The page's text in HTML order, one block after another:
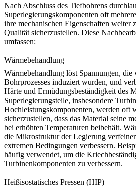
Nach Abschluss des Tiefbohrens
Superlegierungskomponenten oft
ihre mechanischen Eigenschaften weiter
Qualität sicherzustellen. Diese
umfassen:
Wärmebehandlung
Wärmebehandlung löst Spannungen, die
Bohrprozesses induziert wurden, und
Härte und Ermüdungsbeständigkeit des
Superlegierungsteile, insbesondere
Hochleistungskomponenten, werden oft
sicherzustellen, dass das Material seine
bei erhöhten Temperaturen beibehält.
die Mikrostruktur der Legierung
extremen Bedingungen verbessern.
häufig verwendet, um die
Turbinenkomponenten zu verbessern.
Heißisostatisches Pressen (HIP)